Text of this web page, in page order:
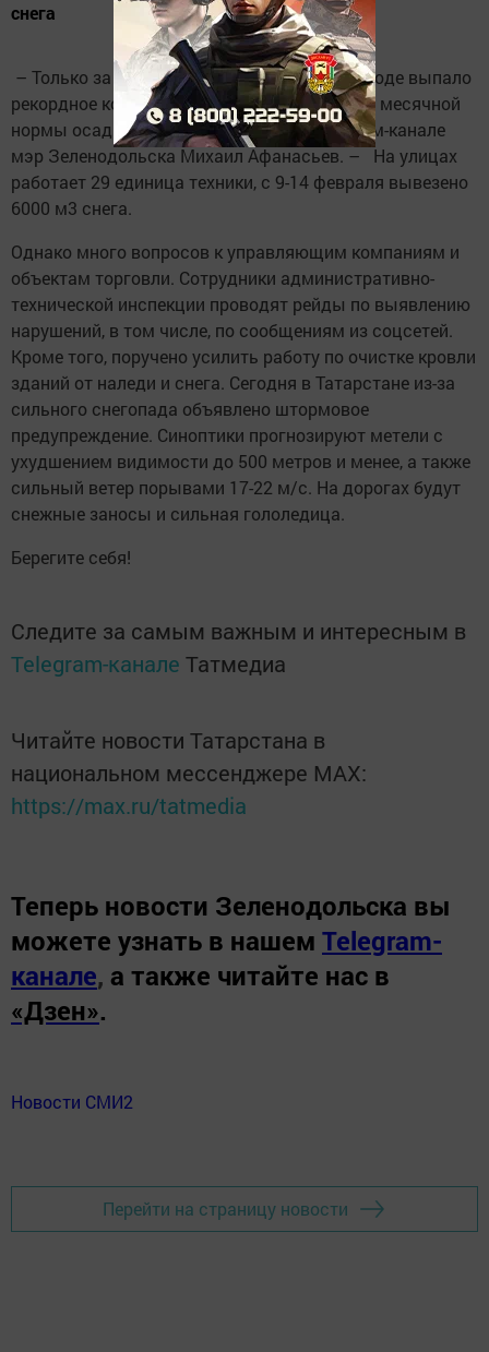
снега
– Только за первые 2 недели февраля в городе выпало
рекордное количество снега - порядка 140% месячной
нормы осадков, – написал в своем телеграм-канале
мэр Зеленодольска Михаил Афанасьев. – На улицах
работает 29 единица техники, с 9-14 февраля вывезено
6000 м3 снега.
Однако много вопросов к управляющим компаниям и
объектам торговли. Сотрудники административно-
технической инспекции проводят рейды по выявлению
нарушений, в том числе, по сообщениям из соцсетей.
Кроме того, поручено усилить работу по очистке кровли
зданий от наледи и снега. Сегодня в Татарстане из-за
сильного снегопада объявлено штормовое
предупреждение. Синоптики прогнозируют метели с
ухудшением видимости до 500 метров и менее, а также
сильный ветер порывами 17-22 м/с. На дорогах будут
снежные заносы и сильная гололедица.
Берегите себя!
Следите за самым важным и интересным в
Telegram-канале Татмедиа
Читайте новости Татарстана в
национальном мессенджере MАХ:
https://max.ru/tatmedia
Теперь новости Зеленодольска вы
можете узнать в нашем Telegram-
канале, а также читайте нас в
«Дзен».
Новости СМИ2
Перейти на страницу новости